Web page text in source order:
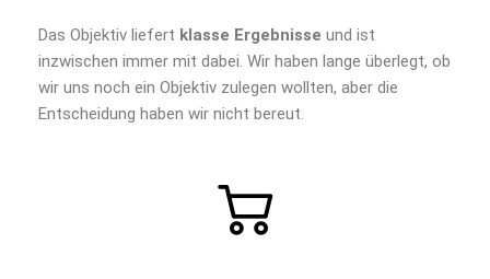
Das Objektiv liefert klasse Ergebnisse und ist
inzwischen immer mit dabei. Wir haben lange überlegt, ob
wir uns noch ein Objektiv zulegen wollten, aber die
Entscheidung haben wir nicht bereut.